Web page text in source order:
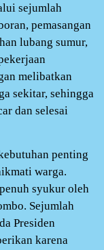
sejumlah
pemasangan
lubang sumur,
melibatkan
sekitar, sehingga
dan selesai
penting
warga.
syukur oleh
Sejumlah
Presiden
karena